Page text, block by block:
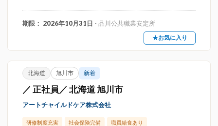
期限： 2026年10月31日 - 品川公共職業安定所
★お気に入り
北海道 旭川市 新着
／ 正社員／ 北海道 旭川市
アートチャイルドケア株式会社
研修制度充実 社会保険完備 職員給食あり